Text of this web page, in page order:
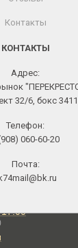
Контакты
КОНТАКТЫ
Адрес:
32/6, бокс 3411
Телефон:
060-60-20
Почта: